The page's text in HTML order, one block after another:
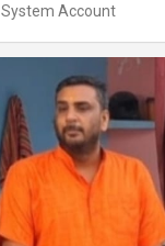
System Account